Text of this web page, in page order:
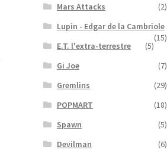
Mars Attacks
(2)
Lupin - Edgar de la Cambriole
(15)
E.T. l'extra-terrestre
(5)
Gi Joe
(7)
Gremlins
(29)
POPMART
(18)
Spawn
(5)
Devilman
(6)